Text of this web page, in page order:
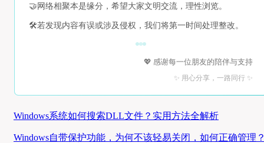
🤝 网络相聚本是缘分，希望大家文明交流，理性浏览。
🛠️若发现内容有误或涉及侵权，我们将第一时间处理整改。
💖 感谢每一位朋友的陪伴与支持
✨ 用心分享，一路同行 ✨
Windows系统如何搜索DLL文件？实用方法全解析
Windows自带保护功能，为何不该轻易关闭，如何正确管理